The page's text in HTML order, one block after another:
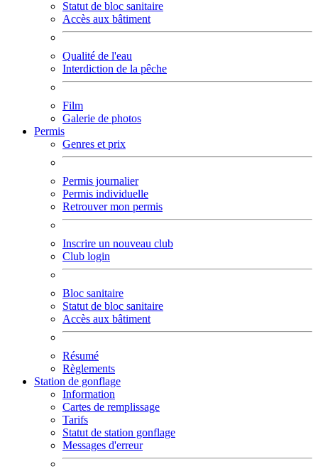
Statut de bloc sanitaire
Accès aux bâtiment
Qualité de l'eau
Interdiction de la pêche
Film
Galerie de photos
Permis
Genres et prix
Permis journalier
Permis individuelle
Retrouver mon permis
Inscrire un nouveau club
Club login
Bloc sanitaire
Statut de bloc sanitaire
Accès aux bâtiment
Résumé
Règlements
Station de gonflage
Information
Cartes de remplissage
Tarifs
Statut de station gonflage
Messages d'erreur